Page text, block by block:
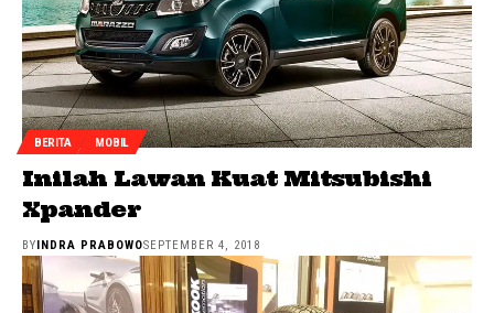
BERITA MOBIL
Inilah Lawan Kuat Mitsubishi
Xpander
BY INDRA PRABOWOSEPTEMBER 4, 2018